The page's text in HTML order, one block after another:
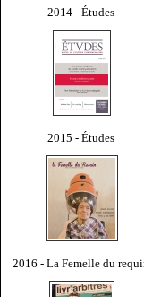
2014 - Études
2015 - Études
2016 - La Femelle du